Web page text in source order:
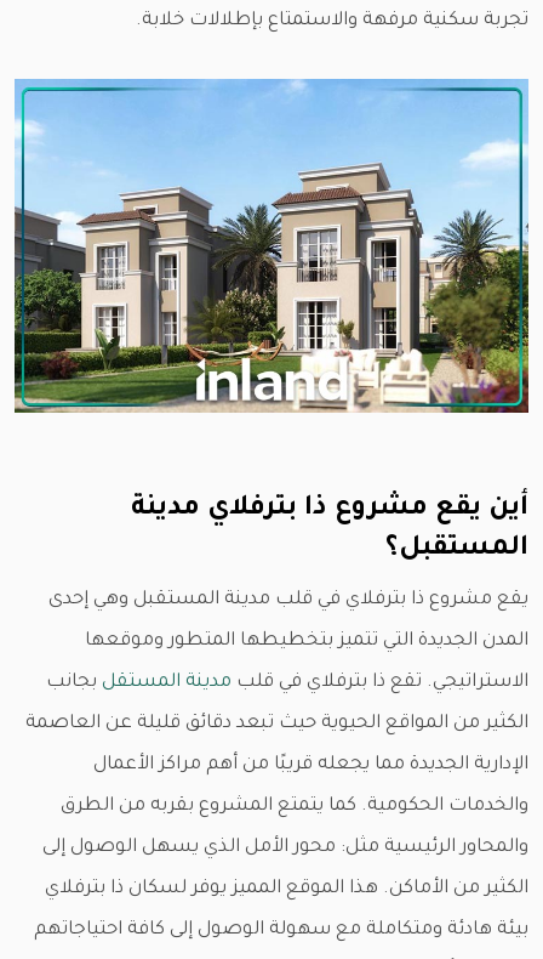
تجربة سكنية مرفهة والاستمتاع بإطلالات خلابة.
أين يقع مشروع ذا بترفلاي مدينة
المستقبل؟
يقع مشروع ذا بترفلاي في قلب مدينة المستقبل وهي إحدى
المدن الجديدة التي تتميز بتخطيطها المتطور وموقعها
الاستراتيجي. تقع ذا بترفلاي في قلب مدينة المستقل بجانب
الكثير من المواقع الحيوية حيث تبعد دقائق قليلة عن العاصمة
الإدارية الجديدة مما يجعله قريبًا من أهم مراكز الأعمال
والخدمات الحكومية. كما يتمتع المشروع بقربه من الطرق
والمحاور الرئيسية مثل: محور الأمل الذي يسهل الوصول إلى
الكثير من الأماكن. هذا الموقع المميز يوفر لسكان ذا بترفلاي
بيئة هادئة ومتكاملة مع سهولة الوصول إلى كافة احتياجاتهم